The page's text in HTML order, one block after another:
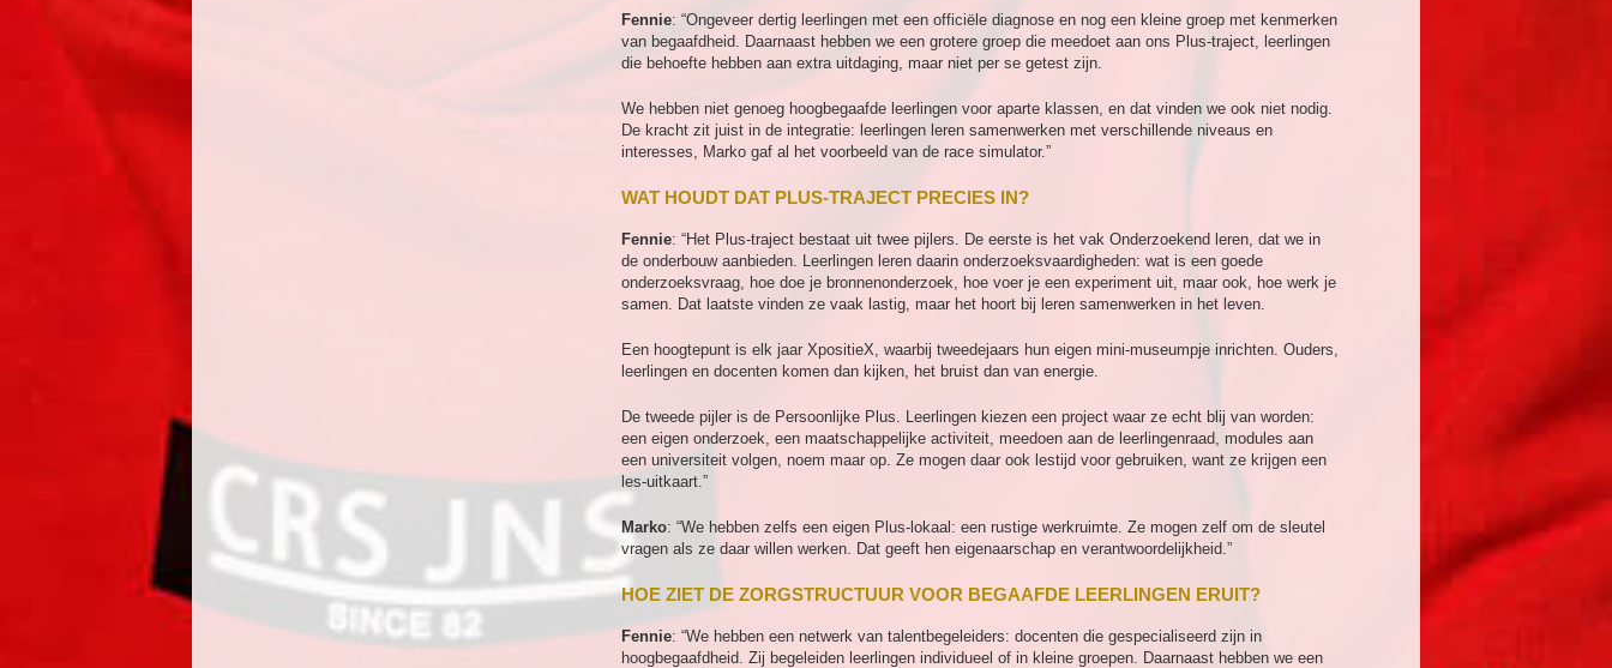
Fennie: “Ongeveer dertig leerlingen met een officiële diagnose en nog een kleine groep met kenmerken
van begaafdheid. Daarnaast hebben we een grotere groep die meedoet aan ons Plus-traject, leerlingen
die behoefte hebben aan extra uitdaging, maar niet per se getest zijn.
We hebben niet genoeg hoogbegaafde leerlingen voor aparte klassen, en dat vinden we ook niet nodig.
De kracht zit juist in de integratie: leerlingen leren samenwerken met verschillende niveaus en
interesses, Marko gaf al het voorbeeld van de race simulator.”
WAT HOUDT DAT PLUS-TRAJECT PRECIES IN?
Fennie: “Het Plus-traject bestaat uit twee pijlers. De eerste is het vak Onderzoekend leren, dat we in
de onderbouw aanbieden. Leerlingen leren daarin onderzoeksvaardigheden: wat is een goede
onderzoeksvraag, hoe doe je bronnenonderzoek, hoe voer je een experiment uit, maar ook, hoe werk je
samen. Dat laatste vinden ze vaak lastig, maar het hoort bij leren samenwerken in het leven.
Een hoogtepunt is elk jaar XpositieX, waarbij tweedejaars hun eigen mini-museumpje inrichten. Ouders,
leerlingen en docenten komen dan kijken, het bruist dan van energie.
De tweede pijler is de Persoonlijke Plus. Leerlingen kiezen een project waar ze echt blij van worden:
een eigen onderzoek, een maatschappelijke activiteit, meedoen aan de leerlingenraad, modules aan
een universiteit volgen, noem maar op. Ze mogen daar ook lestijd voor gebruiken, want ze krijgen een
les-uitkaart.”
Marko: “We hebben zelfs een eigen Plus-lokaal: een rustige werkruimte. Ze mogen zelf om de sleutel
vragen als ze daar willen werken. Dat geeft hen eigenaarschap en verantwoordelijkheid.”
HOE ZIET DE ZORGSTRUCTUUR VOOR BEGAAFDE LEERLINGEN ERUIT?
Fennie: “We hebben een netwerk van talentbegeleiders: docenten die gespecialiseerd zijn in
hoogbegaafdheid. Zij begeleiden leerlingen individueel of in kleine groepen. Daarnaast hebben we een